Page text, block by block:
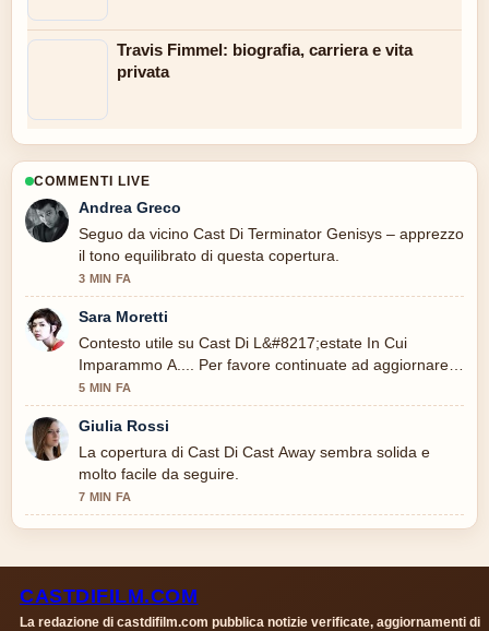
Travis Fimmel: biografia, carriera e vita
privata
COMMENTI LIVE
Andrea Greco
Seguo da vicino Cast Di Terminator Genisys – apprezzo
il tono equilibrato di questa copertura.
3 MIN FA
Sara Moretti
Contesto utile su Cast Di L&#8217;estate In Cui
Imparammo A.... Per favore continuate ad aggiornare
questo live.
5 MIN FA
Giulia Rossi
La copertura di Cast Di Cast Away sembra solida e
molto facile da seguire.
7 MIN FA
CASTDIFILM.COM
La redazione di castdifilm.com pubblica notizie verificate, aggiornamenti di